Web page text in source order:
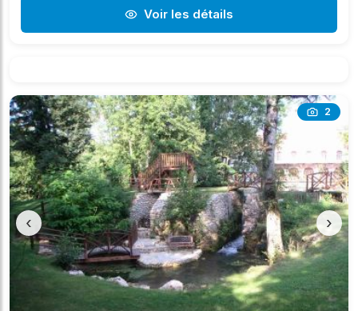
Voir les détails
2
‹ ›